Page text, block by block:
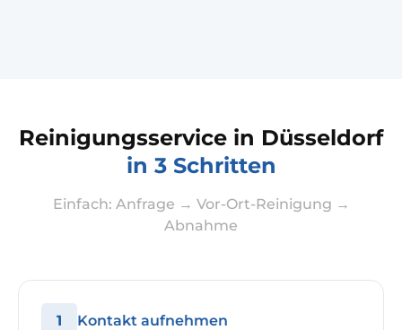
Reinigungsservice in Düsseldorf
in 3 Schritten
Einfach: Anfrage → Vor-Ort-Reinigung →
Abnahme
1 Kontakt aufnehmen